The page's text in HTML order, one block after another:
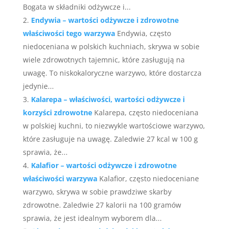
Bogata w składniki odżywcze i...
Endywia – wartości odżywcze i zdrowotne
właściwości tego warzywa Endywia, często
niedoceniana w polskich kuchniach, skrywa w sobie
wiele zdrowotnych tajemnic, które zasługują na
uwagę. To niskokaloryczne warzywo, które dostarcza
jedynie...
Kalarepa – właściwości, wartości odżywcze i
korzyści zdrowotne Kalarepa, często niedoceniana
w polskiej kuchni, to niezwykle wartościowe warzywo,
które zasługuje na uwagę. Zaledwie 27 kcal w 100 g
sprawia, że...
Kalafior – wartości odżywcze i zdrowotne
właściwości warzywa Kalafior, często niedoceniane
warzywo, skrywa w sobie prawdziwe skarby
zdrowotne. Zaledwie 27 kalorii na 100 gramów
sprawia, że jest idealnym wyborem dla...